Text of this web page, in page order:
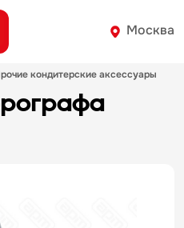
Москва
прочие кондитерские аксессуары